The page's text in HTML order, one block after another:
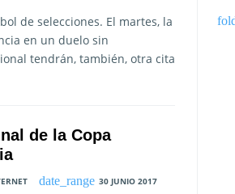
de selecciones. El martes, la
en un duelo sin
tendrán, también, otra cita
de la Copa
30 JUNIO 2017